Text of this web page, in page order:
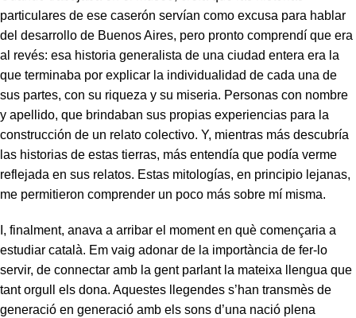
particulares de ese caserón servían como excusa para hablar
del desarrollo de Buenos Aires, pero pronto comprendí que era
al revés: esa historia generalista de una ciudad entera era la
que terminaba por explicar la individualidad de cada una de
sus partes, con su riqueza y su miseria. Personas con nombre
y apellido, que brindaban sus propias experiencias para la
construcción de un relato colectivo. Y, mientras más descubría
las historias de estas tierras, más entendía que podía verme
reflejada en sus relatos. Estas mitologías, en principio lejanas,
me permitieron comprender un poco más sobre mí misma.
I, finalment, anava a arribar el moment en què començaria a
estudiar català. Em vaig adonar de la importància de fer-lo
servir, de connectar amb la gent parlant la mateixa llengua que
tant orgull els dona. Aquestes llegendes s’han transmès de
generació en generació amb els sons d’una nació plena